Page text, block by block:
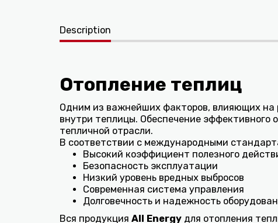
Description
Отопление теплиц
Одним из важнейших факторов, влияющих на
внутри теплицы. Обеспечение эффективного
тепличной отрасли.
В соответствии с международными
Высокий коэффициент полезного
Безопасность эксплуатации
Низкий уровень вредных выбросов
Современная система управления
Долговечность и надежность
Вся продукция All Energy для отопления